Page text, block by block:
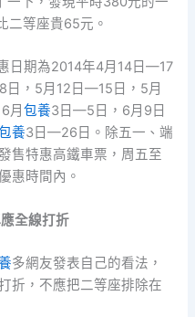
二等座貴65元。
日期為2014年4月14日—17
，5月12日—15日，5月
月包養3日—5日，6月9日
養3日—26日。除五一、端
售特惠高鐵車票，周五至
惠時間內。
全線打折
多網友發表自己的看法，
折，不應把二等座排除在